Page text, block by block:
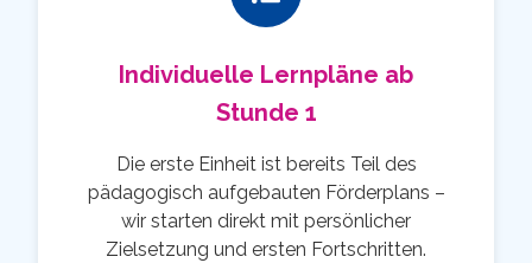
Individuelle Lernpläne ab
Stunde 1
Die erste Einheit ist bereits Teil des
pädagogisch aufgebauten Förderplans –
wir starten direkt mit persönlicher
Zielsetzung und ersten Fortschritten.